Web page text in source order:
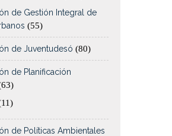
de Gestión Integral de
(55)
de Juventudesó (80)
de Planificación
de Políticas Ambientales